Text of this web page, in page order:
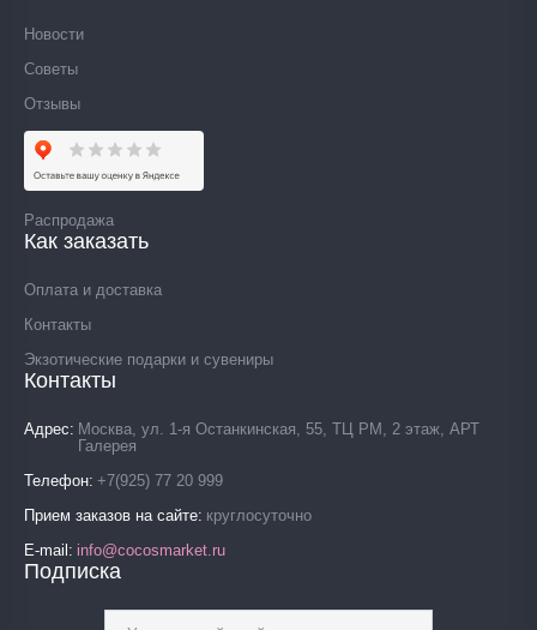
Новости
Советы
Отзывы
Распродажа
Как заказать
Оплата и доставка
Контакты
Экзотические подарки и сувениры
Контакты
Адрес
Москва, ул. 1-я Останкинская, 55, ТЦ РМ, 2 этаж, АРТ
Галерея
Телефон +7(925) 77 20 999
Прием заказов на сайте круглосуточно
E-mail
info@cocosmarket.ru
Подписка